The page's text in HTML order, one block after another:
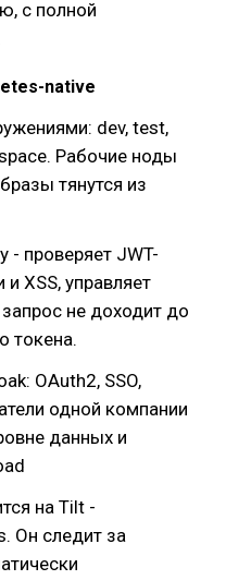
с полной
native
dev, test,
Рабочие ноды
тянутся из
- проверяет JWT-
XSS, управляет
не доходит до
токена.
OAuth2, SSO,
одной компании
данных и
на Tilt -
Он следит за